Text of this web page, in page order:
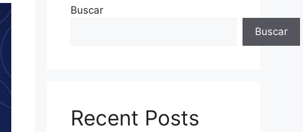
Buscar
Buscar
Recent Posts